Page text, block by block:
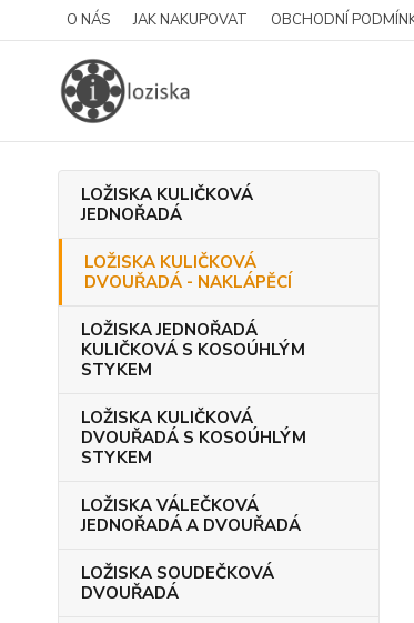
O NÁS JAK NAKUPOVAT OBCHODNÍ
LOŽISKA KULIČKOVÁ
JEDNOŘADÁ
LOŽISKA KULIČKOVÁ
DVOUŘADÁ - NAKLÁPĚCÍ
LOŽISKA JEDNOŘADÁ
KULIČKOVÁ S KOSOÚHLÝM
STYKEM
LOŽISKA KULIČKOVÁ
DVOUŘADÁ S KOSOÚHLÝM
STYKEM
LOŽISKA VÁLEČKOVÁ
JEDNOŘADÁ A DVOUŘADÁ
LOŽISKA SOUDEČKOVÁ
DVOUŘADÁ